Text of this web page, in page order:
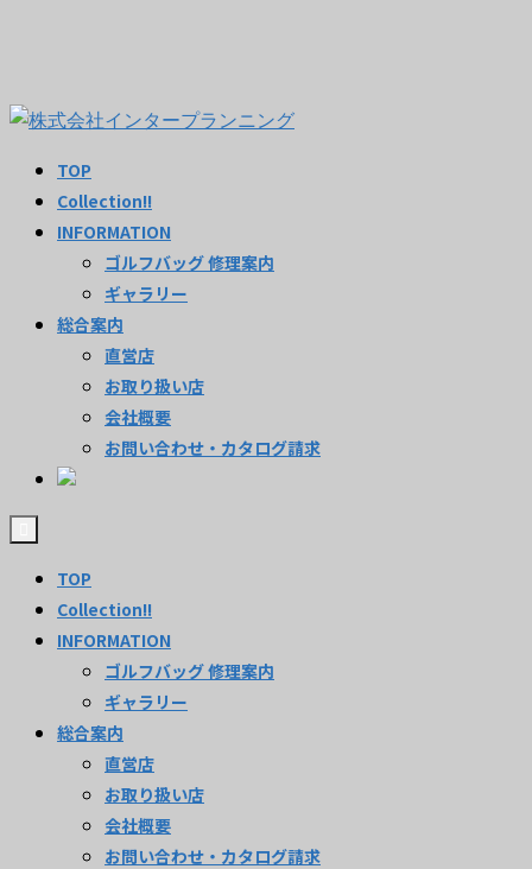
TOP
Collection!!
INFORMATION
ゴルフバッグ 修理案内
ギャラリー
総合案内
直営店
お取り扱い店
会社概要
お問い合わせ・カタログ請求
TOP
Collection!!
INFORMATION
ゴルフバッグ 修理案内
ギャラリー
総合案内
直営店
お取り扱い店
会社概要
お問い合わせ・カタログ請求